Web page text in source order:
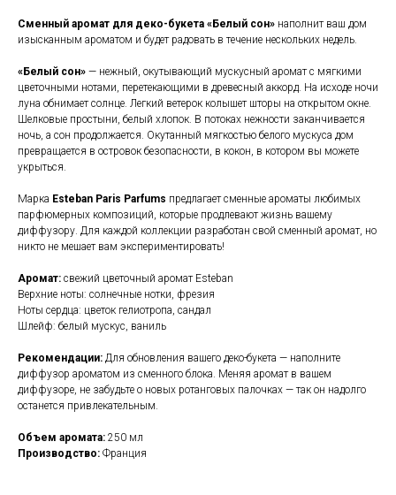
Сменный аромат для деко-букета «Белый сон» наполнит ваш дом
изысканным ароматом и будет радовать в течение нескольких недель.
«Белый сон» — нежный, окутывающий мускусный аромат с мягкими
цветочными нотами, перетекающими в древесный аккорд. На исходе ночи
луна обнимает солнце. Легкий ветерок колышет шторы на открытом окне.
Шелковые простыни, белый хлопок. В потоках нежности заканчивается
ночь, а сон продолжается. Окутанный мягкостью белого мускуса дом
превращается в островок безопасности, в кокон, в котором вы можете
укрыться.
Марка Esteban Paris Parfums предлагает сменные ароматы любимых
парфюмерных композиций, которые продлевают жизнь вашему
диффузору. Для каждой коллекции разработан свой сменный аромат, но
никто не мешает вам экспериментировать!
Аромат: свежий цветочный аромат Esteban
Верхние ноты: солнечные нотки, фрезия
Ноты сердца: цветок гелиотропа, сандал
Шлейф: белый мускус, ваниль
Рекомендации: Для обновления вашего деко-букета — наполните
диффузор ароматом из сменного блока. Меняя аромат в вашем
диффузоре, не забудьте о новых ротанговых палочках — так он надолго
останется привлекательным.
Объем аромата: 250 мл
Производство: Франция